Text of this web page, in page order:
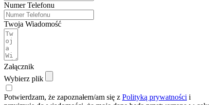
Numer Telefonu
Twoja Wiadomość
Załącznik
Wybierz plik
Potwierdzam, że zapoznałem/am się z Polityką prywatności i